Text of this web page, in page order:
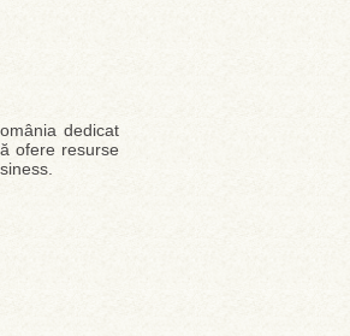
dedicat
ofere resurse